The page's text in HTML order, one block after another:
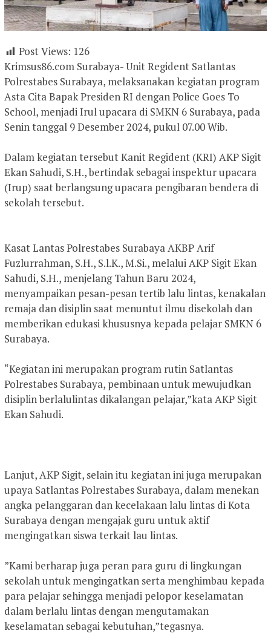
Post Views: 126
Krimsus86.com Surabaya- Unit Regident Satlantas
Polrestabes Surabaya, melaksanakan kegiatan program
Asta Cita Bapak Presiden RI dengan Police Goes To
School, menjadi Irul upacara di SMKN 6 Surabaya, pada
Senin tanggal 9 Desember 2024, pukul 07.00 Wib.
Dalam kegiatan tersebut Kanit Regident (KRI) AKP Sigit
Ekan Sahudi, S.H., bertindak sebagai inspektur upacara
(Irup) saat berlangsung upacara pengibaran bendera di
sekolah tersebut.
Kasat Lantas Polrestabes Surabaya AKBP Arif
Fuzlurrahman, S.H., S.l.K., M.Si., melalui AKP Sigit Ekan
Sahudi, S.H., menjelang Tahun Baru 2024,
menyampaikan pesan-pesan tertib lalu lintas, kenakalan
remaja dan disiplin saat menuntut ilmu disekolah dan
memberikan edukasi khususnya kepada pelajar SMKN 6
Surabaya.
“Kegiatan ini merupakan program rutin Satlantas
Polrestabes Surabaya, pembinaan untuk mewujudkan
disiplin berlalulintas dikalangan pelajar,”kata AKP Sigit
Ekan Sahudi.
Lanjut, AKP Sigit, selain itu kegiatan ini juga merupakan
upaya Satlantas Polrestabes Surabaya, dalam menekan
angka pelanggaran dan kecelakaan lalu lintas di Kota
Surabaya dengan mengajak guru untuk aktif
mengingatkan siswa terkait lau lintas.
”Kami berharap juga peran para guru di lingkungan
sekolah untuk mengingatkan serta menghimbau kepada
para pelajar sehingga menjadi pelopor keselamatan
dalam berlalu lintas dengan mengutamakan
keselamatan sebagai kebutuhan,”tegasnya.